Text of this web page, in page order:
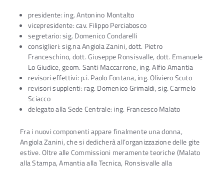
presidente: ing. Antonino Montalto
vicepresidente: cav. Filippo Perciabosco
segretario: sig. Domenico Condarelli
consiglieri: sig.na Angiola Zanini, dott. Pietro
Franceschino, dott. Giuseppe Ronsisvalle, dott. Emanuele
Lo Giudice, geom. Santi Maccarrone, ing. Alfio Amantia
revisori effettivi: p.i. Paolo Fontana, ing. Oliviero Scuto
revisori supplenti: rag. Domenico Grimaldi, sig. Carmelo
Sciacco
delegato alla Sede Centrale: ing. Francesco Malato
Fra i nuovi componenti appare finalmente una donna,
Angiola Zanini, che si dedicherà all’organizzazione delle gite
estive. Oltre alle Commissioni meramente teoriche (Malato
alla Stampa, Amantia alla Tecnica, Ronsisvalle alla